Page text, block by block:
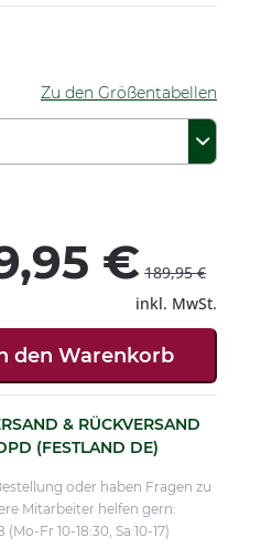
Zu den Größentabellen
€ 189,95 €
inkl. MwSt.
den Warenkorb
& RÜCKVERSAND
(FESTLAND DE)
oder haben Fragen zu
Mitarbeiter helfen gern:
Fr 10-18:30, Sa 10-17)